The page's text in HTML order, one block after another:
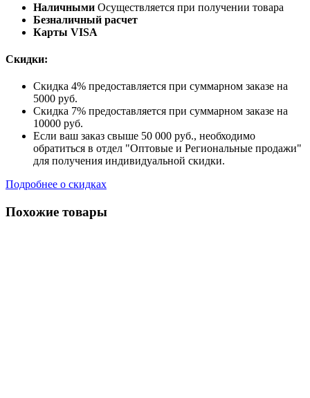
Наличными Осуществляется при получении товара
Безналичный расчет
Карты VISA
Скидки:
Скидка 4% предоставляется при суммарном заказе на
5000 руб.
Скидка 7% предоставляется при суммарном заказе на
10000 руб.
Если ваш заказ свыше 50 000 руб., необходимо
обратиться в отдел "Оптовые и Региональные продажи"
для получения индивидуальной скидки.
Подробнее о скидках
Похожие товары